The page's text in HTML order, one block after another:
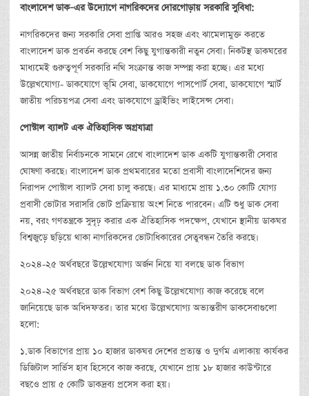
বাংলাদেশ ডাক–এর উদ্যোগে নাগরিকদের দোরগোড়ায় সরকারি সুবিধা:
নাগরিকদের জন্য সরকারি সেবা প্রাপ্তি আরও সহজ এবং ঝামেলামুক্ত করতে
বাংলাদেশ ডাক প্রবর্তন করছে বেশ কিছু যুগান্তকারী নতুন সেবা। নিকটস্থ ডাকঘরের
মাধ্যমেই গুরুত্বপূর্ণ সরকারি নথি সংক্রান্ত কাজ সম্পন্ন করা হচ্ছে। এর মধ্যে
উল্লেখযোগ্য- ডাকযোগে ভূমি সেবা, ডাকযোগে পাসপোর্ট সেবা, ডাকযোগে স্মার্ট
জাতীয় পরিচয়পত্র সেবা এবং ডাকযোগে ড্রাইভিং লাইসেন্স সেবা।
পোস্টাল ব্যালট এক ঐতিহাসিক অগ্রযাত্রা
আসন্ন জাতীয় নির্বাচনকে সামনে রেখে বাংলাদেশ ডাক একটি যুগান্তকারী সেবার
ঘোষণা করছে। বাংলাদেশ ডাক প্রথমবারের মতো প্রবাসী বাংলাদেশিদের জন্য
নিরাপদ পোস্টাল ব্যালট সেবা চালু করছে। এর মাধ্যমে প্রায় ১.৩০ কোটি যোগ্য
প্রবাসী ভোটার সরাসরি ভোট প্রক্রিয়ায় অংশ নিতে পারবেন। এটি শুধু ডাক সেবা
নয়, বরং গণতন্ত্রকে সুদৃঢ় করার এক ঐতিহাসিক পদক্ষেপ, যেখানে স্থানীয় ডাকঘর
বিশ্বজুড়ে ছড়িয়ে থাকা নাগরিকদের ভোটাধিকারের সেতুবন্ধন তৈরি করছে।
২০২৪-২৫ অর্থবছরে উল্লেখযোগ্য অর্জন নিয়ে যা বলছে ডাক বিভাগ
২০২৪-২৫ অর্থবছরে ডাক বিভাগ বেশ কিছু উল্লেখযোগ্য কাজ করেছে বলে
জানিয়েছে ডাক অধিদফতর। তার মধ্যে উল্লেখযোগ্য অভ্যন্তরীণ ডাকসেবাগুলো
হলো:
১.ডাক বিভাগের প্রায় ১০ হাজার ডাকঘর দেশের প্রত্যন্ত ও দুর্গম এলাকায় কার্যকর
ডিজিটাল সার্ভিস হাব হিসেবে কাজ করছে, যেখানে প্রায় ১৮ হাজার কাউন্টারে
বছওে প্রায় ৫ কোটি ডাকদ্রব্য প্রসেস করা হয়।